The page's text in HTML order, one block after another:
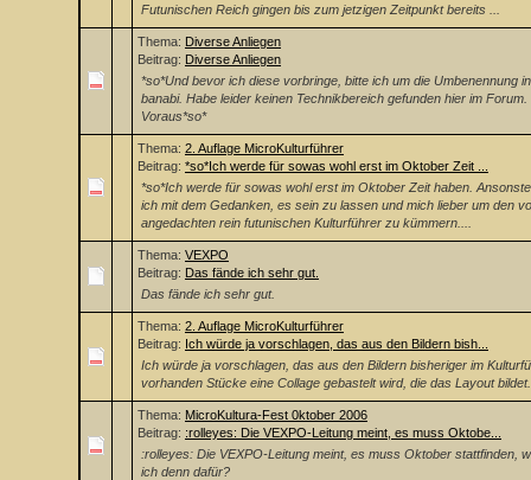
Futunischen Reich gingen bis zum jetzigen Zeitpunkt bereits ...
Thema: Diverse Anliegen
Beitrag: Diverse Anliegen
*so*Und bevor ich diese vorbringe, bitte ich um die Umbenennung
banabi. Habe leider keinen Technikbereich gefunden hier im Forum.
Voraus*so*
Thema: 2. Auflage MicroKulturführer
Beitrag: *so*Ich werde für sowas wohl erst im Oktober Zeit ...
*so*Ich werde für sowas wohl erst im Oktober Zeit haben.
ich mit dem Gedanken, es sein zu lassen und mich lieber um den
angedachten rein futunischen Kulturführer zu kümmern....
Thema: VEXPO
Beitrag: Das fände ich sehr gut.
Das fände ich sehr gut.
Thema: 2. Auflage MicroKulturführer
Beitrag: Ich würde ja vorschlagen, das aus den Bildern bish...
Ich würde ja vorschlagen, das aus den Bildern bisheriger im
vorhanden Stücke eine Collage gebastelt wird, die das Layout bildet.
Thema: MicroKultura-Fest 0ktober 2006
Beitrag: :rolleyes: Die VEXPO-Leitung meint, es muss Oktobe...
:rolleyes: Die VEXPO-Leitung meint, es muss Oktober stattfinden,
ich denn dafür?